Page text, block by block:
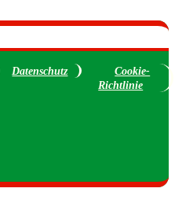
Datenschutz
Cookie-
Richtlinie